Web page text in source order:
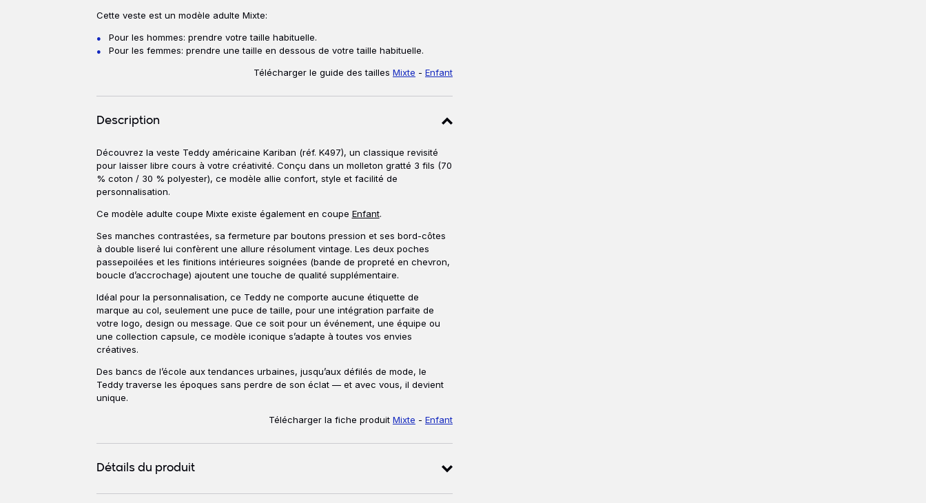
Conseils de tailles
Cette veste est un modèle adulte Mixte:
Pour les hommes: prendre votre taille habituelle.
Pour les femmes: prendre une taille en dessous de votre taille habituelle.
Télécharger le guide des tailles Mixte - Enfant
Description
Description
Découvrez la veste Teddy américaine Kariban (réf. K497), un classique revisité
pour laisser libre cours à votre créativité. Conçu dans un molleton gratté 3 fils (70
% coton / 30 % polyester), ce modèle allie confort, style et facilité de
personnalisation.
Ce modèle adulte coupe Mixte existe également en coupe Enfant.
Ses manches contrastées, sa fermeture par boutons pression et ses bord-côtes
à double liseré lui confèrent une allure résolument vintage. Les deux poches
passepoilées et les finitions intérieures soignées (bande de propreté en chevron,
boucle d’accrochage) ajoutent une touche de qualité supplémentaire.
Idéal pour la personnalisation, ce Teddy ne comporte aucune étiquette de
marque au col, seulement une puce de taille, pour une intégration parfaite de
votre logo, design ou message. Que ce soit pour un événement, une équipe ou
une collection capsule, ce modèle iconique s’adapte à toutes vos envies
créatives.
Des bancs de l’école aux tendances urbaines, jusqu’aux défilés de mode, le
Teddy traverse les époques sans perdre de son éclat — et avec vous, il devient
unique.
Télécharger la fiche produit Mixte - Enfant
Détails du produit